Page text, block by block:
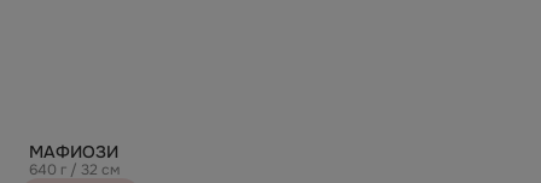
МАФИОЗИ
640 г / 32 см